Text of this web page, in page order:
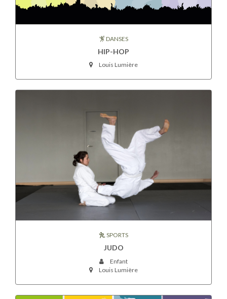
DANSES
HIP-HOP
Louis Lumière
SPORTS
JUDO
Enfant
Louis Lumière